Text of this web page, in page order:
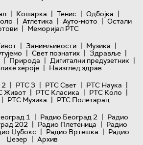
| Кошарка | Тенис | Одбојка |
| Атлетика | Ауто-мото | Остали
| Меморијал РТС
| Занимљивости | Музика |
| Свет познатих | Здравље |
| Природа | Дигитални предузетник |
хероје | Наизглед здрав
2 | РТС 3 | РТС Свет | РТС Наука |
Живот | РТС Класика | РТС Коло |
| РТС Музика | РТС Полетарац
1 | Радио Београд 2 | Радио
202 | Радио Плетеница | Радио
Џубокс | Радио Вртешка | Радио
Џезер | Архив